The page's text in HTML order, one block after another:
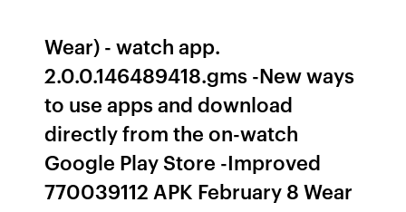
Wear) - watch app.
2.0.0.146489418.gms -New ways
to use apps and download
directly from the on-watch
Google Play Store -Improved
770039112 APK February 8 Wear